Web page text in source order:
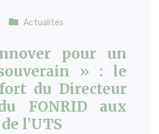
Actualités
pour un
» : le
du Directeur
FONRID aux
l’UTS